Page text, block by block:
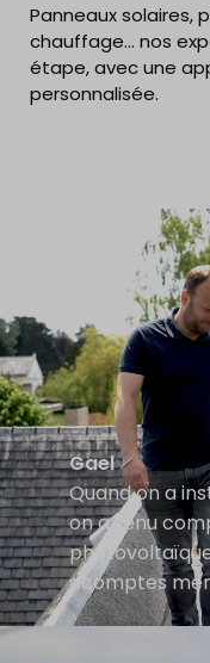
Panneaux solaires,
chauffage… nos
étape, avec une
personnalisée.
Gael
Quand on a
on a tenu
acomptes